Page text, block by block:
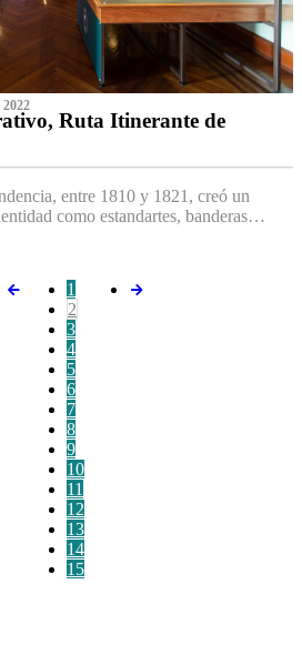
Ruta Itinerante de
entre 1810 y 1821, creó un
como estandartes, banderas…
1
2
3
4
5
6
7
8
9
10
11
12
13
14
15